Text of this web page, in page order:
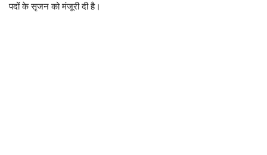
पदों के सृजन को मंजूरी दी है।